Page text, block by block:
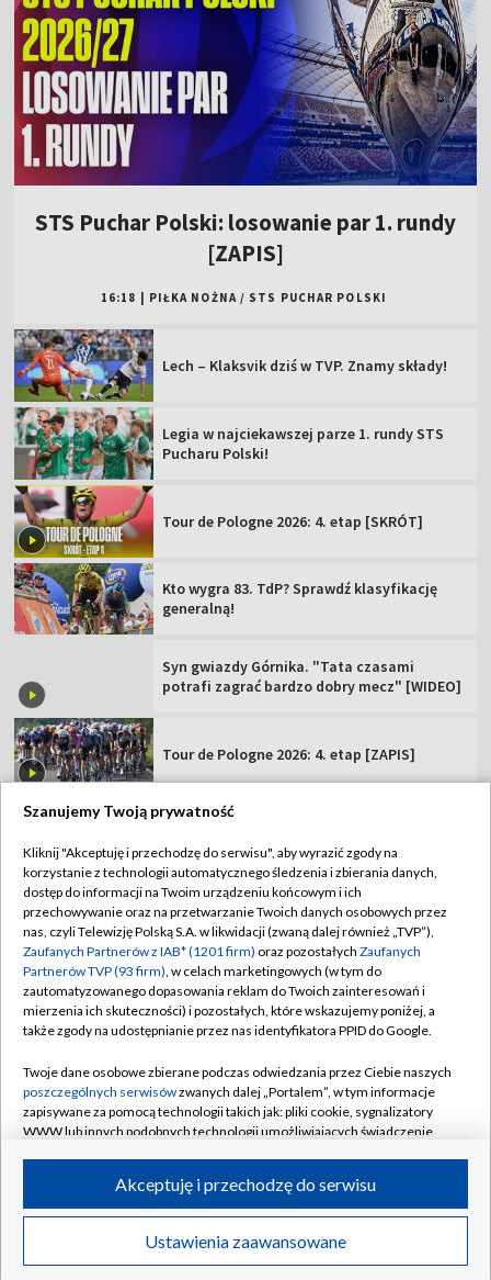
Transmisje Wideo
STS Puchar Polski: losowanie par 1. rundy
[ZAPIS]
16:18 PIŁKA NOŻNA / STS PUCHAR POLSKI
Lech – Klaksvik dziś w TVP. Znamy składy!
Legia w najciekawszej parze 1. rundy STS
Pucharu Polski!
Tour de Pologne 2026: 4. etap [SKRÓT]
Kto wygra 83. TdP? Sprawdź klasyfikację
generalną!
Syn gwiazdy Górnika. "Tata czasami
potrafi zagrać bardzo dobry mecz" [WIDEO]
Tour de Pologne 2026: 4. etap [ZAPIS]
TVP
Abonament TVP
Sklep TVP
Biuro Reklamy
Oferta Handlowa
Emisja w TVP
Rada Programowa
Ogłoszenia przetargowe
Akademia Telewizyjna
Informacje o nadawcy
Centrum informacji TVP
Regulamin TVP
Polityka prywatności
Moje zgody
Biuro reklamy
Kanały
©2026 Telewizja Polska Spółka Akcyjna w likwidacji
Szanujemy Twoją prywatność
Kliknij "Akceptuję i przechodzę do serwisu", aby wyrazić zgody na
korzystanie z technologii automatycznego śledzenia i zbierania danych,
dostęp do informacji na Twoim urządzeniu końcowym i ich
przechowywanie oraz na przetwarzanie Twoich danych osobowych przez
nas, czyli Telewizję Polską S.A. w likwidacji (zwaną dalej również „TVP”),
Zaufanych Partnerów z IAB* (1201 firm) oraz pozostałych Zaufanych
Partnerów TVP (93 firm), w celach marketingowych (w tym do
zautomatyzowanego dopasowania reklam do Twoich zainteresowań i
mierzenia ich skuteczności) i pozostałych, które wskazujemy poniżej, a
także zgody na udostępnianie przez nas identyfikatora PPID do Google.
Twoje dane osobowe zbierane podczas odwiedzania przez Ciebie naszych
poszczególnych serwisówzwanych dalej „Portalem”, w tym informacje
zapisywane za pomocą technologii takich jak: pliki cookie, sygnalizatory
WWW lub innych podobnych technologii umożliwiających świadczenie
ruchu w Internecie.
Twoje dane osobowe zbierane podczas odwiedzania przez Ciebie
poszczególnych serwisówna Portalu, takie jak adresy IP, identyfikatory
Ustawienia zaawansowane
Akceptuję i przechodzę do serwisu